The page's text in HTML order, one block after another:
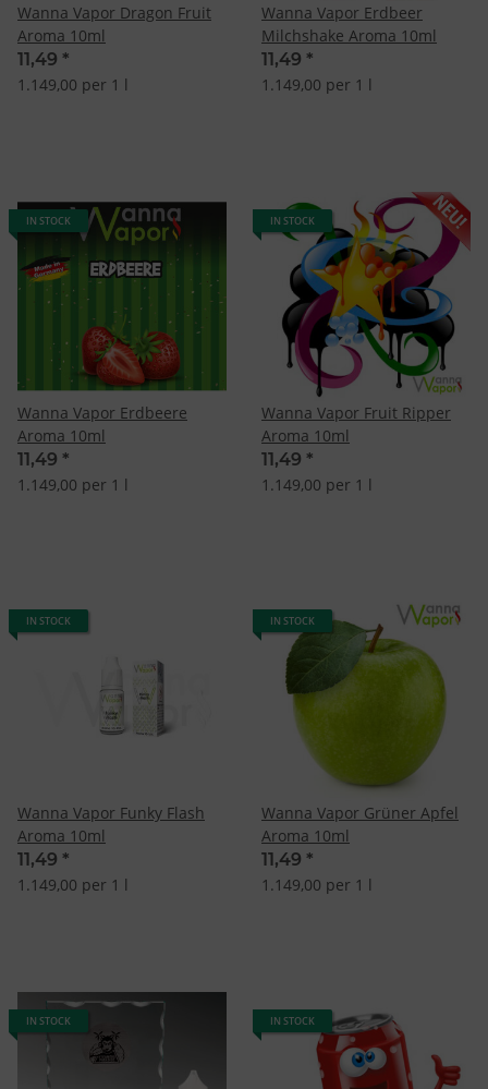
Wanna Vapor Dragon Fruit
Aroma 10ml
11,49 *
1.149,00 per 1 l
Wanna Vapor Erdbeer
Milchshake Aroma 10ml
11,49 *
1.149,00 per 1 l
IN STOCK
Wanna Vapor Erdbeere
Aroma 10ml
11,49 *
1.149,00 per 1 l
IN STOCK
Wanna Vapor Fruit Ripper
Aroma 10ml
11,49 *
1.149,00 per 1 l
IN STOCK
Wanna Vapor Funky Flash
Aroma 10ml
11,49 *
1.149,00 per 1 l
IN STOCK
Wanna Vapor Grüner Apfel
Aroma 10ml
11,49 *
1.149,00 per 1 l
IN STOCK IN STOCK